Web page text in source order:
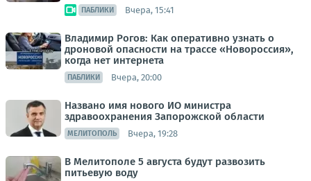
ПАБЛИКИ Вчера, 15:41
Владимир Рогов: Как оперативно узнать о
дроновой опасности на трассе «Новороссия»,
когда нет интернета
ПАБЛИКИ Вчера, 20:00
Названо имя нового ИО министра
здравоохранения Запорожской области
МЕЛИТОПОЛЬ Вчера, 19:28
В Мелитополе 5 августа будут развозить
питьевую воду